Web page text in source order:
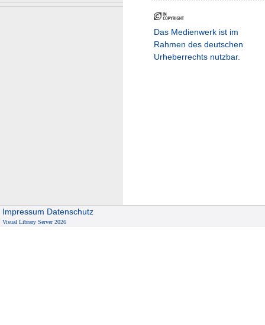
Das Medienwerk ist im
Rahmen des deutschen
Urheberrechts nutzbar.
Impressum Datenschutz
Visual Library Server 2026